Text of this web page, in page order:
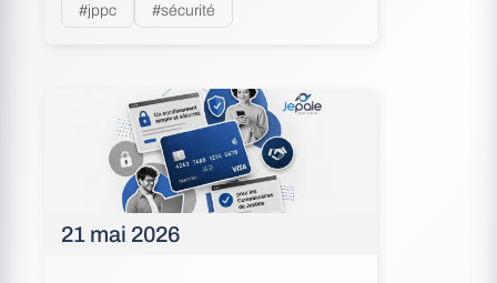
#jppc #sécurité
21 mai 2026